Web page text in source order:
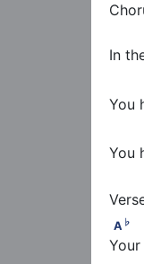
In
You
You
A♭
A ♭
Your